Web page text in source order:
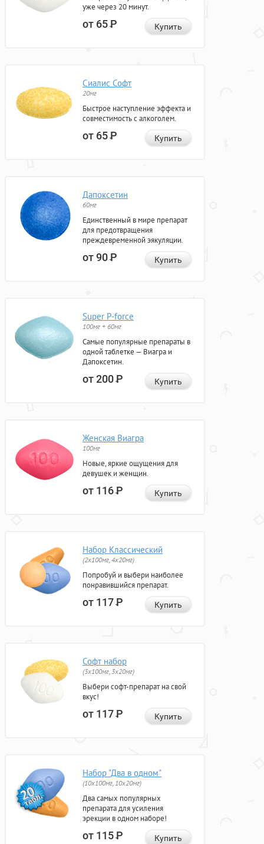
уже через 20 минут.
от 65Р Купить
Сиалис Софт
20мг
Быстрое наступление эффекта и
совместимость с алкоголем.
от 65Р Купить
Дапоксетин
60мг
Единственный в мире препарат
для предотвращения
преждевременной эякуляции.
от 90Р Купить
Super P-force
100мг + 60мг
Самые популярные препараты в
одной таблетке — Виагра и
Дапоксетин.
от 200Р Купить
Женская Виагра
100мг
Новые, яркие ощущения для
девушек и женщин.
от 116Р Купить
Набор Классический
(2x100мг, 4x20мг)
Попробуй и выбери наиболее
понравившийся препарат.
от 117Р Купить
Софт набор
(3x100мг, 3x20мг)
Выбери софт-препарат на свой
вкус!
от 117Р Купить
Набор "Два в одном"
(10x100мг, 10x20мг)
Два самых популярных
препарата для усиления
эрекции в одном наборе!
от 115Р Купить